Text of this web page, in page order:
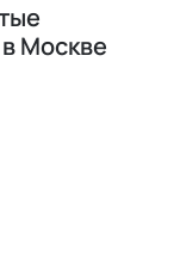
Москве